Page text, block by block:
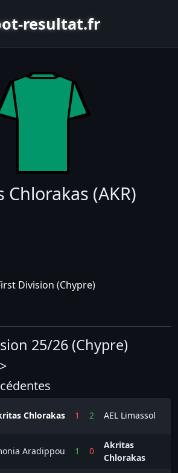
resultat.fr
Chlorakas (AKR)
Division (Chypre)
25/26 (Chypre)
Chlorakas 1 2 AEL Limassol
Aradippou 1 0
Akritas
Chlorakas